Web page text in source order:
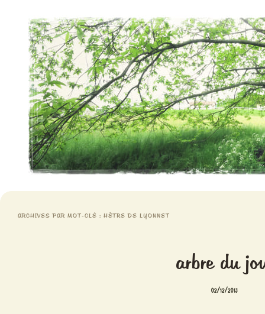
Meristemes
ARCHIVES PAR MOT-CLÉ : HÊTRE DE LYONNET
arbre du
02/12/2013